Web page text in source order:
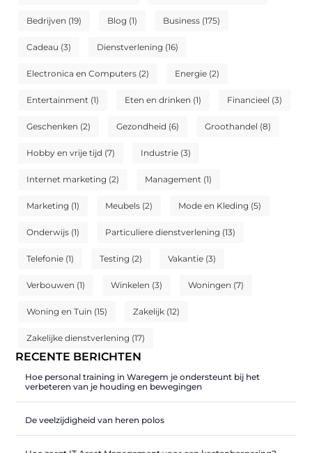
Bedrijven (19) Blog (1) Business (175)
Cadeau (3) Dienstverlening (16)
Electronica en Computers (2) Energie (2)
Entertainment (1) Eten en drinken (1) Financieel (3)
Geschenken (2) Gezondheid (6) Groothandel (8)
Hobby en vrije tijd (7) Industrie (3)
Internet marketing (2) Management (1)
Marketing (1) Meubels (2) Mode en Kleding (5)
Onderwijs (1) Particuliere dienstverlening (13)
Telefonie (1) Testing (2) Vakantie (3)
Verbouwen (1) Winkelen (3) Woningen (7)
Woning en Tuin (15) Zakelijk (12)
Zakelijke dienstverlening (17)
RECENTE BERICHTEN
Hoe personal training in Waregem je ondersteunt bij het
verbeteren van je houding en bewegingen
De veelzijdigheid van heren polos